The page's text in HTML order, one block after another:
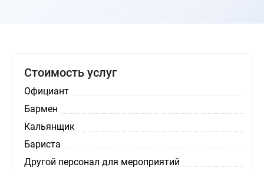
Стоимость услуг
Официант
Бармен
Кальянщик
Бариста
Другой персонал для мероприятий